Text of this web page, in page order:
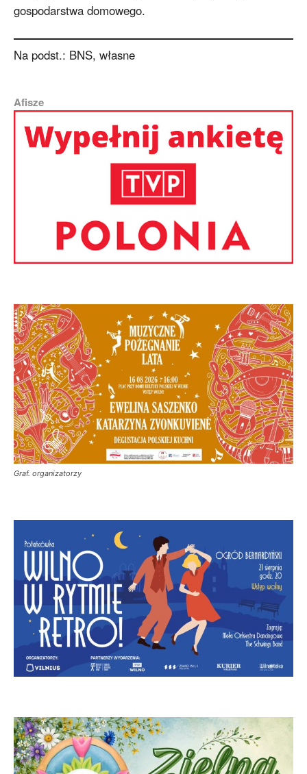
gospodarstwa domowego.
Na podst.: BNS, własne
Afisze
Graf. organizatorzy